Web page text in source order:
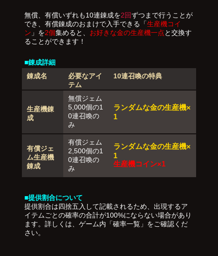
無償、有償いずれも10連錬成を2回ずつまで行うことが
でき、有償錬成のおまけで入手できる「生産機コイ
ン 」を2個集めると、 お好きな金の生産機一点と交換す
ることができます！
■錬成詳細
錬成名
必要なアイ
テム
10連召喚の特典
生産機錬
成
無償ジェム
5,000個の1
0連召喚の
み
ランダムな金の生産機×
1
有償ジェ
ム生産機
錬成
有償ジェム
2,500個の1
0連召喚の
み
ランダムな金の生産機×
1
生産機コイン×1
■提供割合について
提供割合は四捨五入して記載されるため、出現するア
イテムごとの確率の合計が100%にならない場合があり
ます。詳しくは、ゲーム内「確率一覧」をご確認くだ
さい。